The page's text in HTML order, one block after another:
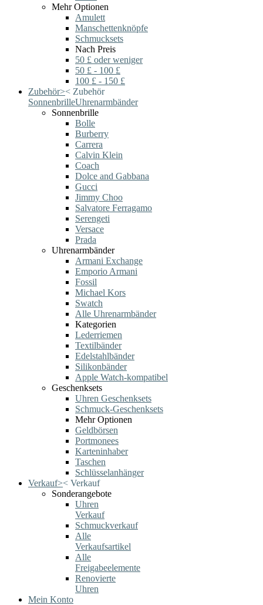
Mehr Optionen
Amulett
Manschettenknöpfe
Schmucksets
Nach Preis
50 £ oder weniger
50 £ - 100 £
100 £ - 150 £
Zubehör>< Zubehör
SonnenbrilleUhrenarmbänder
Sonnenbrille
Bolle
Burberry
Carrera
Calvin Klein
Coach
Dolce and Gabbana
Gucci
Jimmy Choo
Salvatore Ferragamo
Serengeti
Versace
Prada
Uhrenarmbänder
Armani Exchange
Emporio Armani
Fossil
Michael Kors
Swatch
Alle Uhrenarmbänder
Kategorien
Lederriemen
Textilbänder
Edelstahlbänder
Silikonbänder
Apple Watch-kompatibel
Geschenksets
Uhren Geschenksets
Schmuck-Geschenksets
Mehr Optionen
Geldbörsen
Portmonees
Karteninhaber
Taschen
Schlüsselanhänger
Verkauf>< Verkauf
Sonderangebote
Uhren
Verkauf
Schmuckverkauf
Alle
Verkaufsartikel
Alle
Freigabeelemente
Renovierte
Uhren
Mein Konto